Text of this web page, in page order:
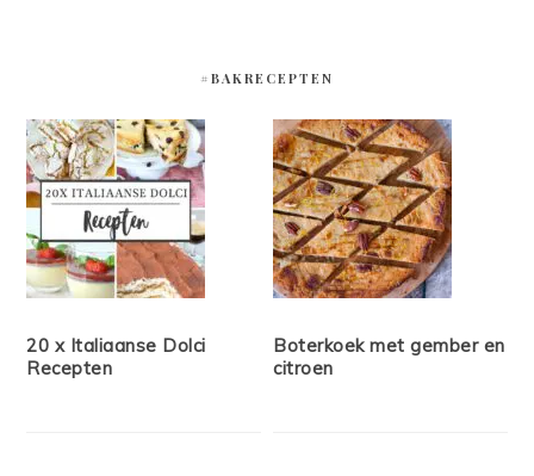
#BAKRECEPTEN
20 x Italiaanse Dolci
Recepten
Boterkoek met gember en
citroen